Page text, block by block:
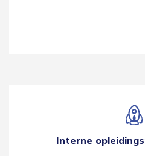
Interne